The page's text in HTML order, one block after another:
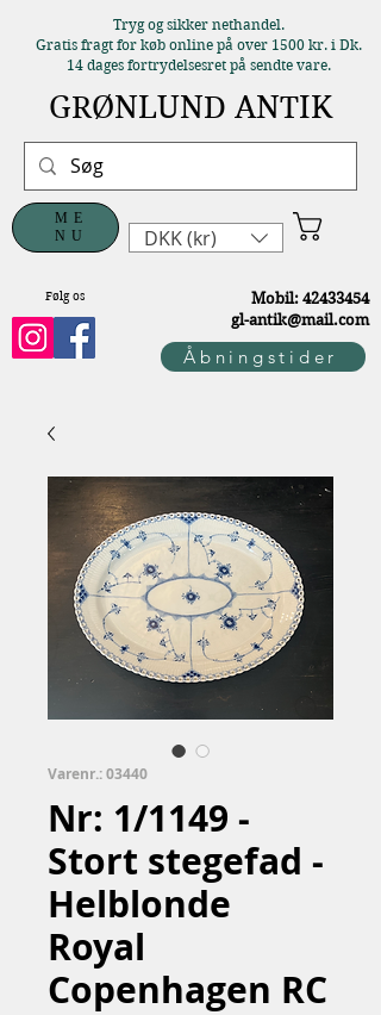
Mobil: 42433454
gl-antik@mail.com
ME
NU
Følg os
Tryg og sikker nethandel.
Gratis fragt for køb online på over 1500 kr. i Dk.
14 dages fortrydelsesret på sendte vare.
GRØNLUND ANTIK
DKK (kr)
Åbningstider
Varenr.: 03440
Nr: 1/1149 -
Stort stegefad -
Helblonde
Royal
Copenhagen RC